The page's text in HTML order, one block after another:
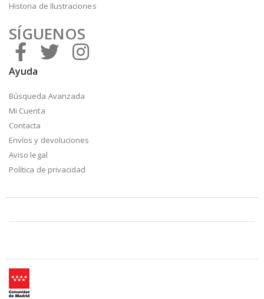
Historia de Ilustraciones
SÍGUENOS
Ayuda
Búsqueda Avanzada
Mi Cuenta
Contacta
Envíos y devoluciones
Aviso legal
Política de privacidad